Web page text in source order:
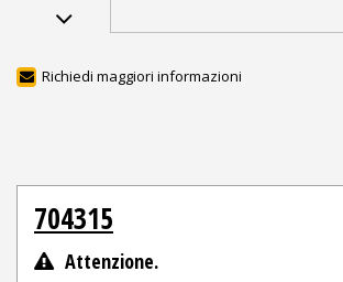
Richiedi maggiori informazioni
704315
Attenzione.